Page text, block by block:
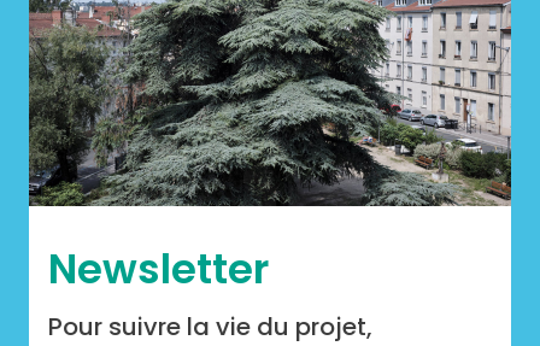
Newsletter
Pour suivre la vie du projet,